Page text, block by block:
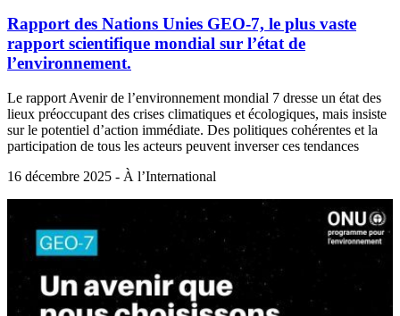
Rapport des Nations Unies GEO-7, le plus vaste
rapport scientifique mondial sur l’état de
l’environnement.
Le rapport Avenir de l’environnement mondial 7 dresse un état des
lieux préoccupant des crises climatiques et écologiques, mais insiste
sur le potentiel d’action immédiate. Des politiques cohérentes et la
participation de tous les acteurs peuvent inverser ces tendances
16 décembre 2025 - À l’International